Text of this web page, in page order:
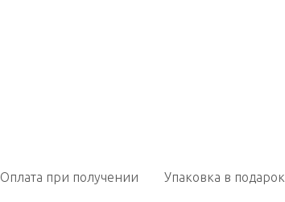
Оплата при получении Упаковка в подарок